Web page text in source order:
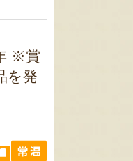
を発